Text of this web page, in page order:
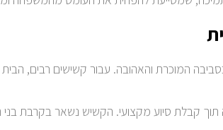
המוכרת והאהובה. עבור קשישים רבים, הבית
תוך קבלת סיוע מקצועי. הקשיש נשאר בקרבת